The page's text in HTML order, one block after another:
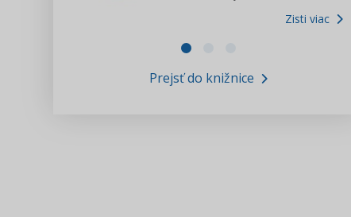
Informácie COVID19
Zisti viac
Prejsť do knižnice